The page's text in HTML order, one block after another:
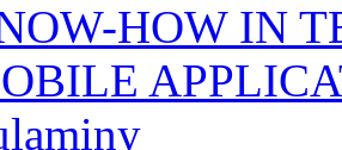
HOW IN